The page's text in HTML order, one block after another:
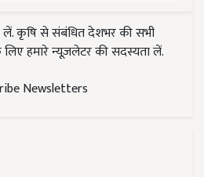
लें. कृषि से संबंधित देशभर की सभी
हमारे न्यूज़लेटर की सदस्यता लें.
Newsletters